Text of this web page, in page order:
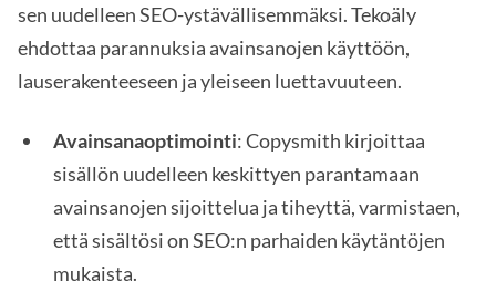
sen uudelleen SEO-ystävällisemmäksi. Tekoäly
ehdottaa parannuksia avainsanojen käyttöön,
lauserakenteeseen ja yleiseen luettavuuteen.
Avainsanaoptimointi: Copysmith kirjoittaa
sisällön uudelleen keskittyen parantamaan
avainsanojen sijoittelua ja tiheyttä, varmistaen,
että sisältösi on SEO:n parhaiden käytäntöjen
mukaista.